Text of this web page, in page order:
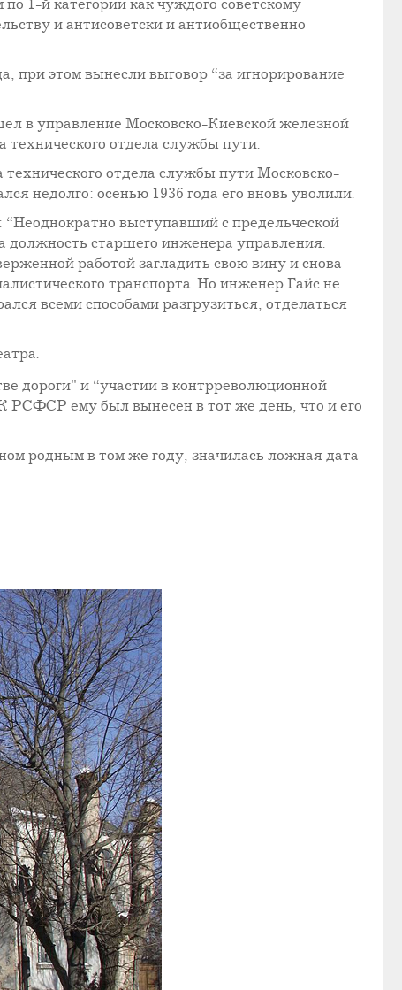
1-й категории как чуждого советскому
и антисоветски и антиобщественно
при этом вынесли выговор “за игнорирование
в управление Московско-Киевской железной
технического отдела службы пути.
отдела службы пути Московско-
недолго: осенью 1936 года его вновь уволили.
выступавший с предельческой
должность старшего инженера управления.
работой загладить свою вину и снова
транспорта. Но инженер Гайс не
всеми способами разгрузиться, отделаться
дороги" и “участии в контрреволюционной
РСФСР ему был вынесен в тот же день, что и его
родным в том же году, значилась ложная дата